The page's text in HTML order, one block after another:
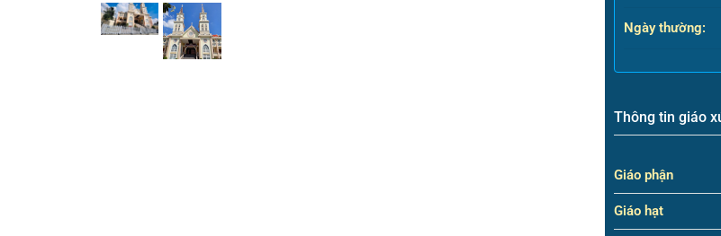
Ngày thường:
Thông tin giáo
Giáo phận
Giáo hạt